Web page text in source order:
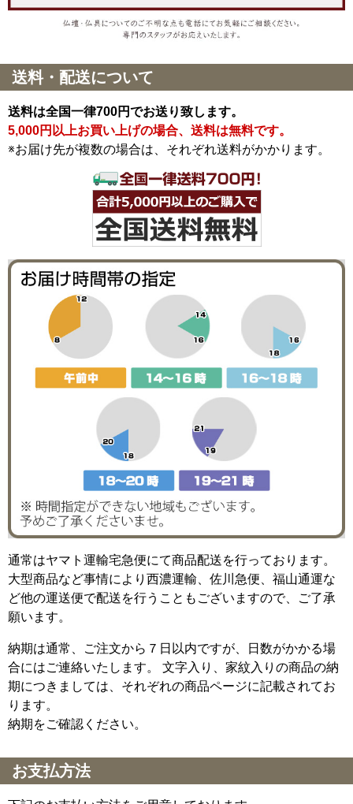
送料・配送について
送料は全国一律700円でお送り致します。
5,000円以上お買い上げの場合、送料は無料です。
※お届け先が複数の場合は、それぞれ送料がかかります。
通常はヤマト運輸宅急便にて商品配送を行っております。
大型商品など事情により西濃運輸、佐川急便、福山通運な
ど他の運送便で配送を行うこともございますので、ご了承
願います。
納期は通常、ご注文から７日以内ですが、日数がかかる場
合にはご連絡いたします。 文字入り、家紋入りの商品の納
期につきましては、それぞれの商品ページに記載されてお
ります。
納期をご確認ください。
お支払方法